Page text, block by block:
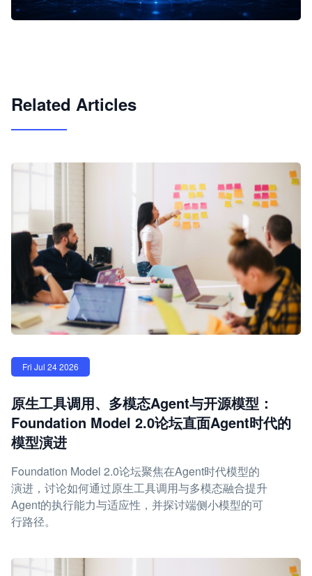
Related Articles
Fri Jul 24 2026
原生工具调用、多模态Agent与开源模型：
Foundation Model 2.0论坛直面Agent时代的
模型演进
Foundation Model 2.0论坛聚焦在Agent时代模型的
演进，讨论如何通过原生工具调用与多模态融合提升
Agent的执行能力与适应性，并探讨端侧小模型的可
行路径。